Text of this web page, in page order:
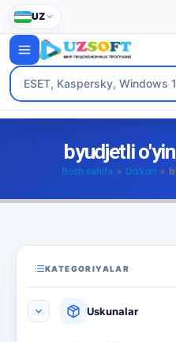
UZ
byudjetli
Bosh sahifa » Do’kon »
KATEGORIYALAR
Uskunalar